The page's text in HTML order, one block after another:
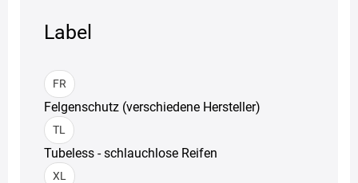
Label
FR
Felgenschutz (verschiedene Hersteller)
TL
Tubeless - schlauchlose Reifen
XL